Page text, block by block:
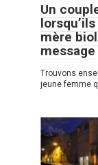
Un
mère
message
Trouvons
jeune femme